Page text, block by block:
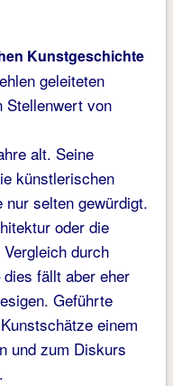
Kunstgeschichte
geleiteten
Stellenwert von
alt. Seine
künstlerischen
nur selten gewürdigt.
oder die
durch
fällt aber eher
Geführte
einem
und zum Diskurs